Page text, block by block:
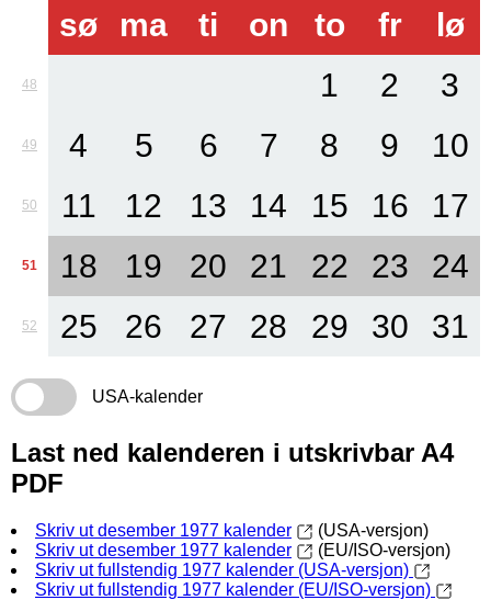
sø
ma ti on to fr lø
48 1 2 3
49 4 5 6 7 8 9 10
50 11 12 13 14 15 16 17
51 18 19 20 21 22 23 24
52 25 26 27 28 29 30 31
USA-kalender
Last ned kalenderen i utskrivbar A4
PDF
Skriv ut desember 1977 kalender
(USA-versjon)
Skriv ut desember 1977 kalender
(EU/ISO-versjon)
Skriv ut fullstendig 1977 kalender (USA-versjon)
Skriv ut fullstendig 1977 kalender (EU/ISO-versjon)